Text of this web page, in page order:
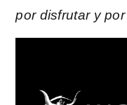
por disfrutar y por